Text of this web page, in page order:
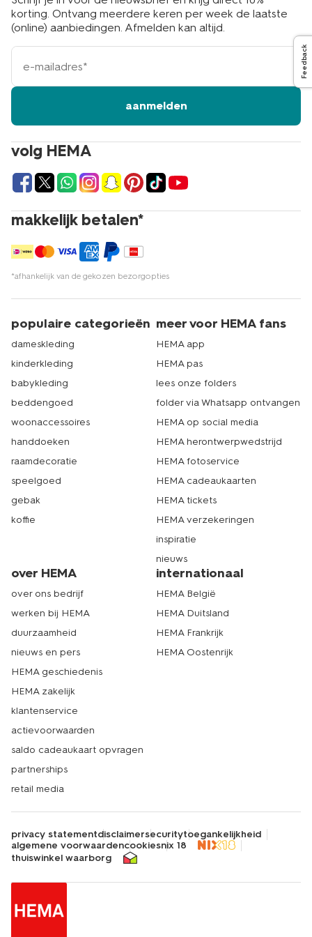
volg HEMA
makkelijk betalen*
*afhankelijk van de gekozen bezorgopties
korting. Ontvang meerdere keren per week de laatste
(online) aanbiedingen. Afmelden kan altijd.
e-
mailadres
aanmelden
populaire categorieën
dameskleding
kinderkleding
babykleding
beddengoed
woonaccessoires
handdoeken
raamdecoratie
speelgoed
gebak
koffie
meer voor HEMA fans
HEMA app
HEMA pas
lees onze folders
folder via Whatsapp ontvangen
HEMA op social media
HEMA herontwerpwedstrijd
HEMA fotoservice
HEMA cadeaukaarten
HEMA tickets
HEMA verzekeringen
inspiratie
nieuws
over HEMA
over ons bedrijf
werken bij HEMA
duurzaamheid
nieuws en pers
HEMA geschiedenis
HEMA zakelijk
klantenservice
actievoorwaarden
saldo cadeaukaart opvragen
partnerships
retail media
internationaal
HEMA België
HEMA Duitsland
HEMA Frankrijk
HEMA Oostenrijk
privacy statementdisclaimersecuritytoegankelijkheid
algemene voorwaardencookiesnix 18
thuiswinkel waarborg
Feedback